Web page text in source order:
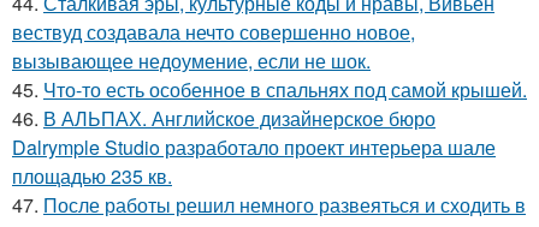
вествуд создавала нечто совершенно новое,
вызывающее недоумение, если не шок.
45. Что-то есть особенное в спальнях под самой крышей.
46. В АЛЬПАХ. Английское дизайнерское бюро
Dalrymple Studio разработало проект интерьера шале
площадью 235 кв.
47. После работы решил немного развеяться и сходить в